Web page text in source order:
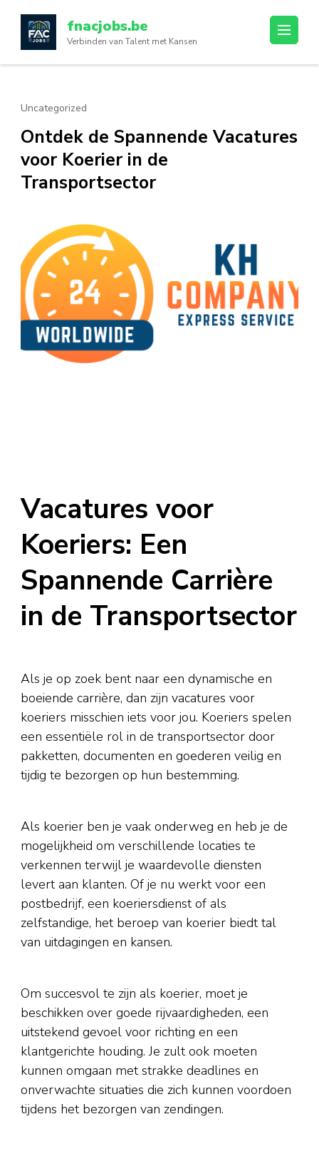
inhoud
(druk
enter)
fnacjobs.be
Verbinden van Talent met Kansen
Uncategorized
Ontdek de Spannende Vacatures
voor Koerier in de
Transportsector
Vacatures voor
Koeriers: Een
Spannende Carrière
in de Transportsector
Als je op zoek bent naar een dynamische en
boeiende carrière, dan zijn vacatures voor
koeriers misschien iets voor jou. Koeriers spelen
een essentiële rol in de transportsector door
pakketten, documenten en goederen veilig en
tijdig te bezorgen op hun bestemming.
Als koerier ben je vaak onderweg en heb je de
mogelijkheid om verschillende locaties te
verkennen terwijl je waardevolle diensten
levert aan klanten. Of je nu werkt voor een
postbedrijf, een koeriersdienst of als
zelfstandige, het beroep van koerier biedt tal
van uitdagingen en kansen.
Om succesvol te zijn als koerier, moet je
beschikken over goede rijvaardigheden, een
uitstekend gevoel voor richting en een
klantgerichte houding. Je zult ook moeten
kunnen omgaan met strakke deadlines en
onverwachte situaties die zich kunnen voordoen
tijdens het bezorgen van zendingen.